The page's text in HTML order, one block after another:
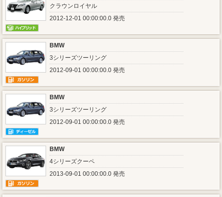
クラウンロイヤル
2012-12-01 00:00:00.0 発売
BMW
3シリーズツーリング
2012-09-01 00:00:00.0 発売
BMW
3シリーズツーリング
2012-09-01 00:00:00.0 発売
BMW
4シリーズクーペ
2013-09-01 00:00:00.0 発売